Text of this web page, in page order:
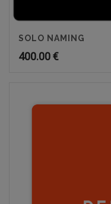
SOLO NAMING
400.00€